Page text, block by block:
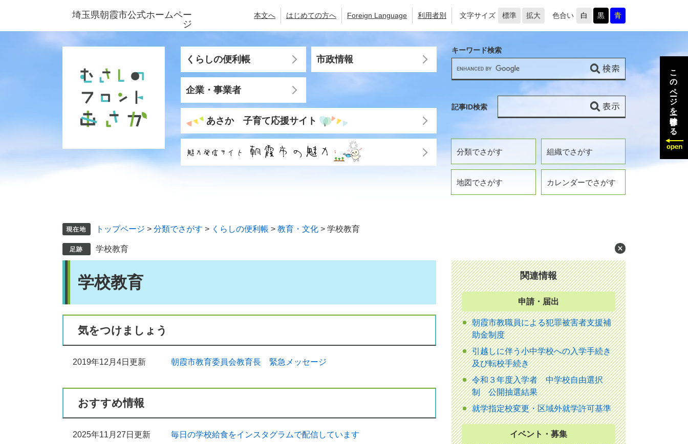
ジ
ュ
埼玉県朝霞市公式ホームペー
ジ
本文へ はじめての方へ Foreign Language 利用者別 文字サイズ 標準 拡大 色合い 白 黒 青
くらしの便利帳 市政情報
企業・事業者
あさか 子育て応援サイト
分類でさがす 組織でさがす
地図でさがす カレンダーでさがす
キーワード検索
記事ID検索
トップページ > 分類でさがす > くらしの便利帳 > 教育・文化 > 学校教育
学校教育
学校教育
気をつけましょう
2019年12月4日更新 朝霞市教育委員会教育長 緊急メッセージ
おすすめ情報
2025年11月27日更新 毎日の学校給食をインスタグラムで配信しています
関連情報
申請・届出
朝霞市教職員による犯罪被害者支援補
助金制度
引越しに伴う小中学校への入学手続き
及び転校手続き
令和３年度入学者 中学校自由選択
制 公開抽選結果
就学指定校変更・区域外就学許可基準
イベント・募集
このページを一時保存する